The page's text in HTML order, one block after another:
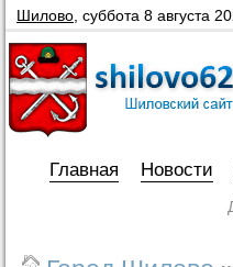
Шилово суббота 8 августа
Главная Новости